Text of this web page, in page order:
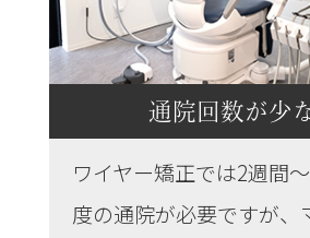
通院回数が少
ワイヤー矯正では2週間
度の通院が必要ですが、